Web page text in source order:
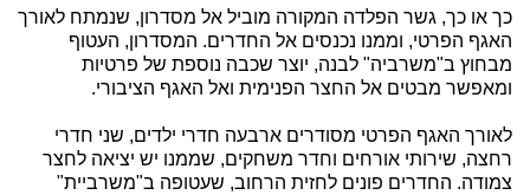
כך או כך, גשר הפלדה המקורה מוביל אל מסדרון, שנמתח לאורך
האגף הפרטי, וממנו נכנסים אל החדרים. המסדרון, העטוף
מבחוץ ב"משרביה" לבנה, יוצר שכבה נוספת של פרטיות
ומאפשר מבטים אל החצר הפנימית ואל האגף הציבורי.
לאורך האגף הפרטי מסודרים ארבעה חדרי ילדים, שני חדרי
רחצה, שירותי אורחים וחדר משחקים, שממנו יש יציאה לחצר
צמודה. החדרים פונים לחזית הרחוב, שעטופה ב"משרביית"